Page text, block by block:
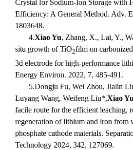
Crystal for Sodium-Ion Storage with
Efficiency: A General Method. Adv.
1803648.
4.Xiao Yu, Zhang, X., Lai, Y.,
situ growth of TiO2film on
3d electrode for high-performance
Energy Environ. 2022, 7, 485-491.
5.Dongju Fu, Wei Zhou, Jialin
Luyang Wang, Weifeng Liu*,Xiao Yu
facile route for the efficient leaching,
regeneration of lithium and iron from
phosphate cathode materials.
Technology 2024, 342, 127069.